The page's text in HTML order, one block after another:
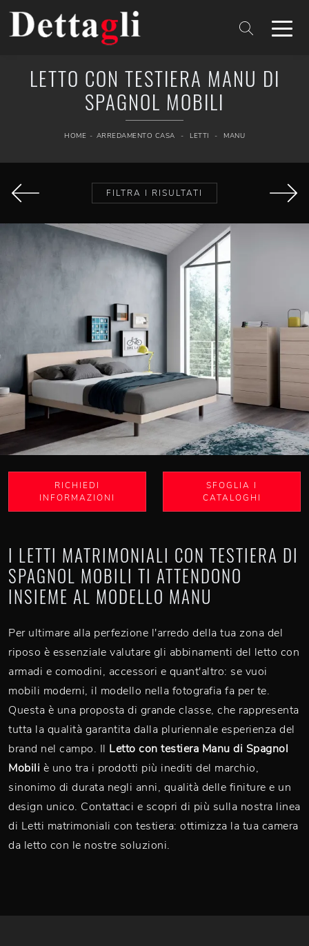
LETTO CON TESTIERA MANU DI
SPAGNOL MOBILI
HOME - ARREDAMENTO CASA - LETTI - MANU
FILTRA I RISULTATI
RICHIEDI
INFORMAZIONI
SFOGLIA I
CATALOGHI
I LETTI MATRIMONIALI CON TESTIERA DI
SPAGNOL MOBILI TI ATTENDONO
INSIEME AL MODELLO MANU
Per ultimare alla perfezione l'arredo della tua zona del
riposo è essenziale valutare gli abbinamenti del letto con
armadi e comodini, accessori e quant'altro: se vuoi
mobili moderni, il modello nella fotografia fa per te.
Questa è una proposta di grande classe, che rappresenta
tutta la qualità garantita dalla pluriennale esperienza del
brand nel campo. Il Letto con testiera Manu di Spagnol
Mobili è uno tra i prodotti più inediti del marchio,
sinonimo di durata negli anni, qualità delle finiture e un
design unico. Contattaci e scopri di più sulla nostra linea
di Letti matrimoniali con testiera: ottimizza la tua camera
da letto con le nostre soluzioni.